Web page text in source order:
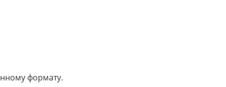
формату.